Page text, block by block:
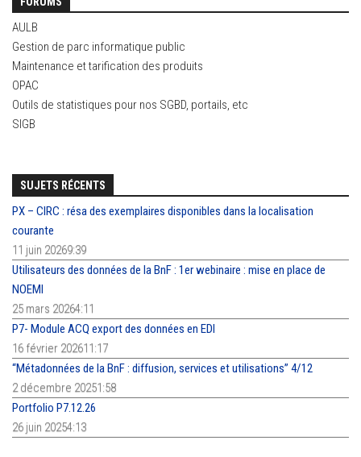
AULB
Gestion de parc informatique public
Maintenance et tarification des produits
OPAC
Outils de statistiques pour nos SGBD, portails, etc
SIGB
SUJETS RÉCENTS
PX – CIRC : résa des exemplaires disponibles dans la localisation
courante
11 juin 20269:39
Utilisateurs des données de la BnF : 1er webinaire : mise en place de
NOEMI
25 mars 20264:11
P7- Module ACQ export des données en EDI
16 février 202611:17
“Métadonnées de la BnF : diffusion, services et utilisations” 4/12
2 décembre 20251:58
Portfolio P7.12.26
26 juin 20254:13